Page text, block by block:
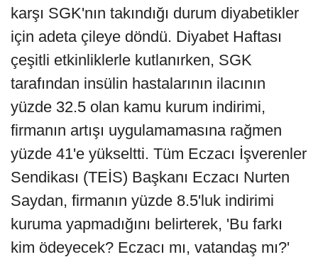
karşı SGK'nın takındığı durum diyabetikler
için adeta çileye döndü. Diyabet Haftası
çeşitli etkinliklerle kutlanırken, SGK
tarafından insülin hastalarının ilacının
yüzde 32.5 olan kamu kurum indirimi,
firmanın artışı uygulamamasına rağmen
yüzde 41'e yükseltti. Tüm Eczacı İşverenler
Sendikası (TEİS) Başkanı Eczacı Nurten
Saydan, firmanın yüzde 8.5'luk indirimi
kuruma yapmadığını belirterek, 'Bu farkı
kim ödeyecek? Eczacı mı, vatandaş mı?'